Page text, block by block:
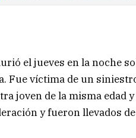
el jueves en la noche
Fue víctima de un
joven de la misma
y fueron llevados